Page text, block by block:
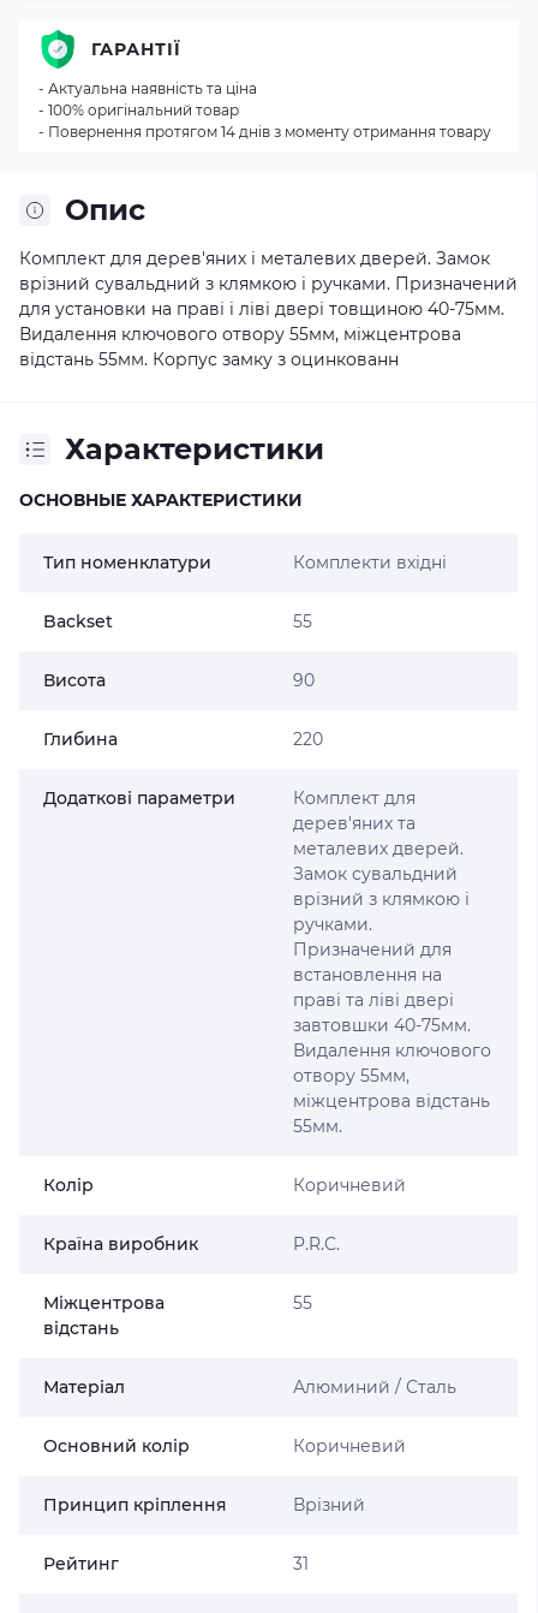
Опис
Комплект для дерев'яних і металевих дверей. Замок
врізний сувальдний з клямкою і ручками. Призначений
для установки на праві і ліві двері товщиною 40-75мм.
Видалення ключового отвору 55мм, міжцентрова
відстань 55мм. Корпус замку з оцинкованн
Характеристики
ОСНОВНЫЕ ХАРАКТЕРИСТИКИ
Тип номенклатури Комплекти вхідні
Backset 55
Висота 90
Глибина 220
Додаткові параметри
Комплект для
дерев'яних та
металевих дверей.
Замок сувальдний
врізний з клямкою і
ручками.
Призначений для
встановлення на
праві та ліві двері
завтовшки 40-75мм.
Видалення ключового
отвору 55мм,
міжцентрова відстань
55мм.
Колір Коричневий
Країна виробник P.R.C.
Міжцентрова
відстань
55
Матеріал Алюминий / Сталь
Основний колір Коричневий
Принцип кріплення Врізний
Рейтинг 31
ГАРАНТІЇ
- Актуальна наявність та ціна
- 100% оригінальний товар
- Повернення протягом 14 днів з моменту отримання товару